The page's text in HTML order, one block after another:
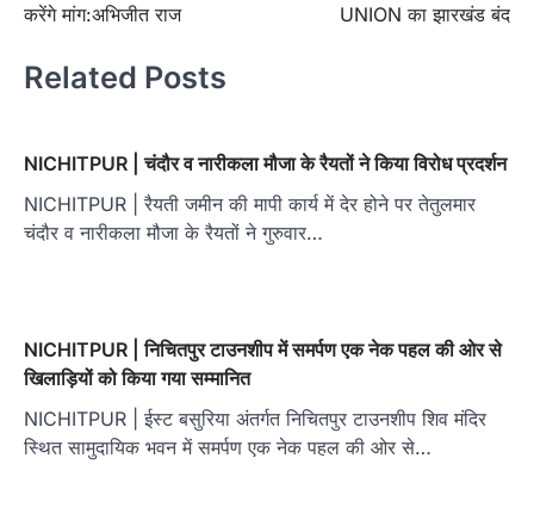
करेंगे मांग:अभिजीत राज
UNION का झारखंड बंद
Related Posts
NICHITPUR | चंदौर व नारीकला मौजा के रैयतों ने किया विरोध प्रदर्शन
NICHITPUR | रैयती जमीन की मापी कार्य में देर होने पर तेतुलमार
चंदौर व नारीकला मौजा के रैयतों ने गुरुवार…
NICHITPUR | निचितपुर टाउनशीप में समर्पण एक नेक पहल की ओर से
खिलाड़ियों को किया गया सम्मानित
NICHITPUR | ईस्ट बसुरिया अंतर्गत निचितपुर टाउनशीप शिव मंदिर
स्थित सामुदायिक भवन में समर्पण एक नेक पहल की ओर से…